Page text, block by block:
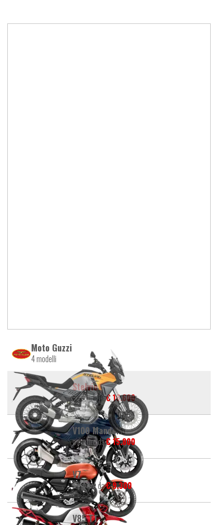
Moto Guzzi
4 modelli
Stelvio
a partire da€ 16.600
V100 Mandello
a partire da€ 15.800
V7
a partire da€ 9.300
V85 TT